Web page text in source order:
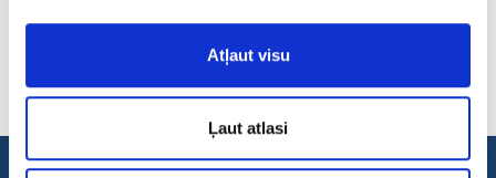
Atļaut visu
Ļaut atlasi